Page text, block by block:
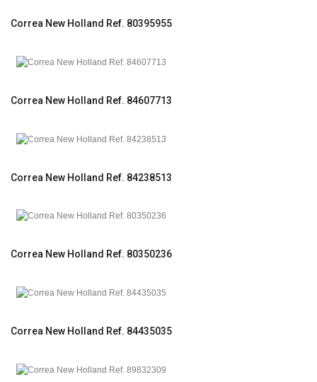
Correa New Holland Ref. 80395955
Correa New Holland Ref. 84607713
Correa New Holland Ref. 84238513
Correa New Holland Ref. 80350236
Correa New Holland Ref. 84435035